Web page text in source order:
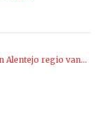
Alentejo regio van…